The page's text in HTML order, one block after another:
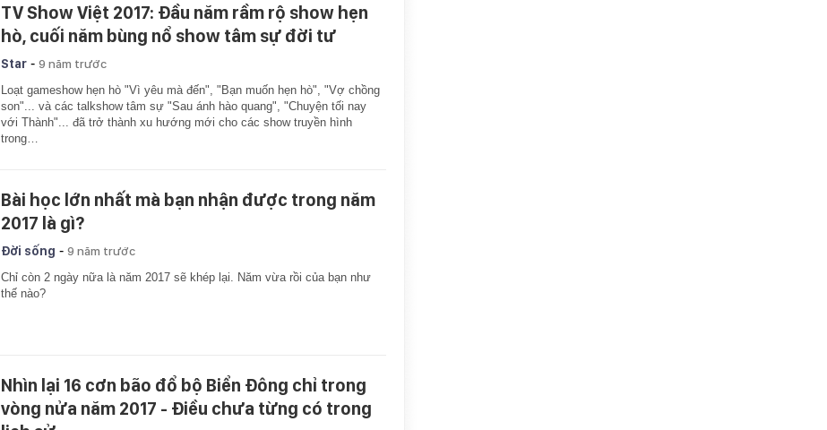
TV Show Việt 2017: Đầu năm rầm rộ show hẹn
hò, cuối năm bùng nổ show tâm sự đời tư
Star - 9 năm trước
Loạt gameshow hẹn hò "Vì yêu mà đến", "Bạn muốn hẹn hò", "Vợ chồng
son"... và các talkshow tâm sự "Sau ánh hào quang", "Chuyện tối nay
với Thành"... đã trở thành xu hướng mới cho các show truyền hình
trong…
Bài học lớn nhất mà bạn nhận được trong năm
2017 là gì?
Đời sống - 9 năm trước
Chỉ còn 2 ngày nữa là năm 2017 sẽ khép lại. Năm vừa rồi của bạn như
thế nào?
Nhìn lại 16 cơn bão đổ bộ Biển Đông chỉ trong
vòng nửa năm 2017 - Điều chưa từng có trong